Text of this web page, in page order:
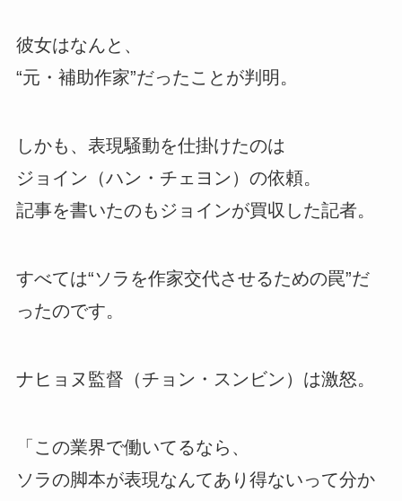
彼女はなんと、
“元・補助作家”だったことが判明。
しかも、表現騒動を仕掛けたのは
ジョイン（ハン・チェヨン）の依頼。
記事を書いたのもジョインが買収した記者。
すべては“ソラを作家交代させるための罠”だ
ったのです。
ナヒョヌ監督（チョン・スンビン）は激怒。
「この業界で働いてるなら、
ソラの脚本が表現なんてあり得ないって分か